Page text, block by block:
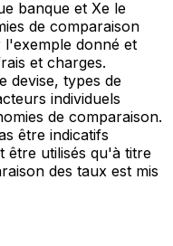
banque et Xe le
de comparaison
donné et
et charges.
devise, types de
individuels
de comparaison.
être indicatifs
être utilisés qu'à titre
des taux est mis